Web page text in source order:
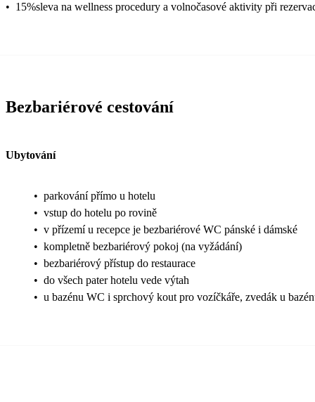
• 15%sleva na wellness procedury a volnočasové aktivity při
Bezbariérové cestování
Ubytování
• parkování přímo u hotelu
• vstup do hotelu po rovině
• v přízemí u recepce je bezbariérové WC pánské i dámské
• kompletně bezbariérový pokoj (na vyžádání)
• bezbariérový přístup do restaurace
• do všech pater hotelu vede výtah
• u bazénu WC i sprchový kout pro vozíčkáře, zvedák u